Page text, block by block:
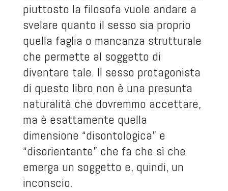
piuttosto la filosofa vuole andare a
svelare quanto il sesso sia proprio
quella faglia o mancanza strutturale
che permette al soggetto di
diventare tale. Il sesso protagonista
di questo libro non è una presunta
naturalità che dovremmo accettare,
ma è esattamente quella
dimensione “disontologica” e
“disorientante” che fa che sì che
emerga un soggetto e, quindi, un
inconscio.